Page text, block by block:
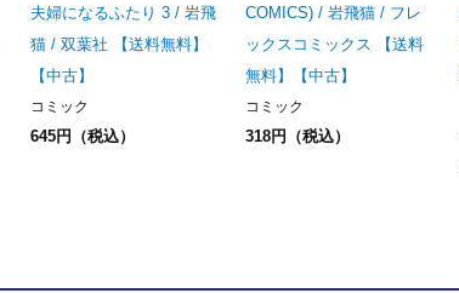
夫婦になるふたり 3 / 岩飛
猫 / 双葉社 【送料無料】
【中古】
コミック
645円（税込）
COMICS) / 岩飛猫 / フレ
ックスコミックス 【送料
無料】【中古】
コミック
318円（税込）